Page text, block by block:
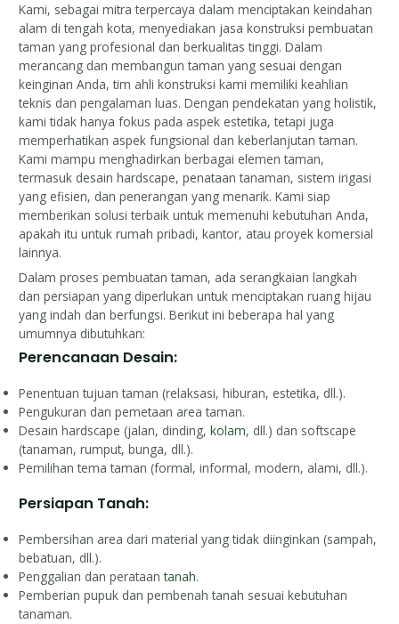
Kami, sebagai mitra terpercaya dalam menciptakan keindahan
alam di tengah kota, menyediakan jasa konstruksi pembuatan
taman yang profesional dan berkualitas tinggi. Dalam
merancang dan membangun taman yang sesuai dengan
keinginan Anda, tim ahli konstruksi kami memiliki keahlian
teknis dan pengalaman luas. Dengan pendekatan yang holistik,
kami tidak hanya fokus pada aspek estetika, tetapi juga
memperhatikan aspek fungsional dan keberlanjutan taman.
Kami mampu menghadirkan berbagai elemen taman,
termasuk desain hardscape, penataan tanaman, sistem irigasi
yang efisien, dan penerangan yang menarik. Kami siap
memberikan solusi terbaik untuk memenuhi kebutuhan Anda,
apakah itu untuk rumah pribadi, kantor, atau proyek komersial
lainnya.
Dalam proses pembuatan taman, ada serangkaian langkah
dan persiapan yang diperlukan untuk menciptakan ruang hijau
yang indah dan berfungsi. Berikut ini beberapa hal yang
umumnya dibutuhkan:
Perencanaan Desain:
Penentuan tujuan taman (relaksasi, hiburan, estetika, dll.).
Pengukuran dan pemetaan area taman.
Desain hardscape (jalan, dinding,kolam, dll.) dan softscape
(tanaman, rumput, bunga, dll.).
Pemilihan tema taman (formal, informal, modern, alami, dll.).
Persiapan Tanah:
Pembersihan area dari material yang tidak diinginkan (sampah,
bebatuan, dll.).
Penggalian dan perataantanah.
Pemberian pupuk dan pembenah tanah sesuai kebutuhan
tanaman.